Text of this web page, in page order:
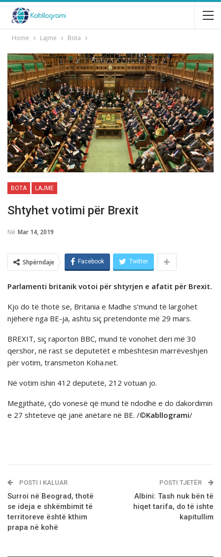
Home Lajme Bota
BOTA LAJME
Shtyhet votimi për Brexit
Në Mar 14, 2019
Shpërndaje Facebook Twitter
Parlamenti britanik votoi për shtyrjen e afatit për Brexit.
Kjo do të thotë se, Britania e Madhe s’mund të largohet
njëherë nga BE-ja, ashtu siç pretendonte më 29 mars.
BREXIT, siç raporton BBC, mund të vonohet deri më 30
qershor, në rast se deputetët e mbështesin marrëveshjen
për votim, transmeton Koha.net.
Në votim ishin 412 deputetë, 212 votuan jo.
Megjithatë, çdo vonesë që mund të ndodhë e do dakordimin
e 27 shteteve që janë anëtare në BE. /©Kabllogrami/
POSTI I KALUAR
Surroi në Beograd, thotë
se ideja e shkëmbimit të
territoreve është kthim
prapa në kohë
POSTI TJETËR
Albini: Tash nuk bën të
hiqet tarifa, do të ishte
kapitullim